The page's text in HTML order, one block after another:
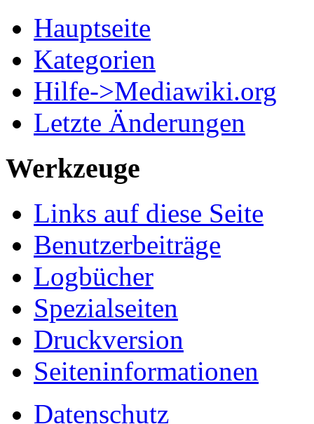
Hauptseite
Kategorien
Hilfe->Mediawiki.org
Letzte Änderungen
Werkzeuge
Links auf diese Seite
Benutzerbeiträge
Logbücher
Spezialseiten
Druckversion
Seiten­informationen
Datenschutz